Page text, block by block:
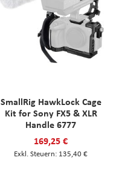
SmallRig HawkLock Cage
Kit for Sony FX5 & XLR
Handle 6777
169,25 €
135,40 €